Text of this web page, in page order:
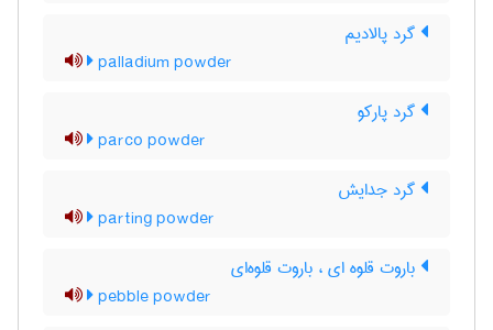
گرد پالادیم
palladium powder
گرد پارکو
parco powder
گرد جدایش
parting powder
باروت قلوه ای ، باروت قلوه‌ای
pebble powder